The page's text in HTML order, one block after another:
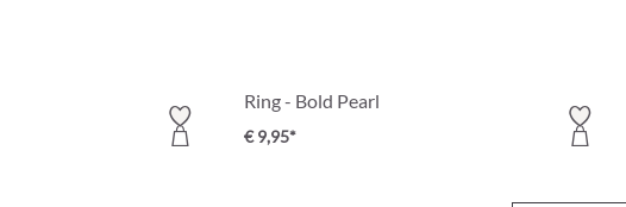
Ring - Bold Pearl
€ 9,95*